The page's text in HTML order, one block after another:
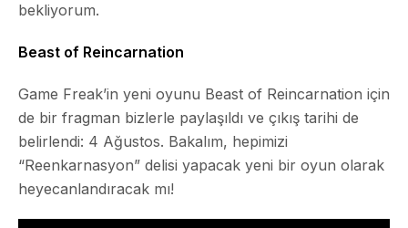
bekliyorum.
Beast of Reincarnation
Game Freak’in yeni oyunu Beast of Reincarnation için
de bir fragman bizlerle paylaşıldı ve çıkış tarihi de
belirlendi: 4 Ağustos. Bakalım, hepimizi
“Reenkarnasyon” delisi yapacak yeni bir oyun olarak
heyecanlandıracak mı!